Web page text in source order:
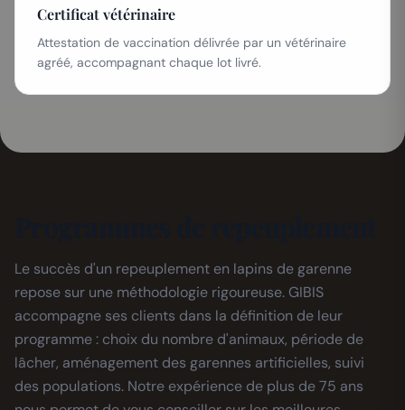
Certificat vétérinaire
Attestation de vaccination délivrée par un vétérinaire
agréé, accompagnant chaque lot livré.
Le succès d'un repeuplement en lapins de garenne
repose sur une méthodologie rigoureuse. GIBIS
accompagne ses clients dans la définition de leur
programme : choix du nombre d'animaux, période de
lâcher, aménagement des garennes artificielles, suivi
des populations. Notre expérience de plus de 75 ans